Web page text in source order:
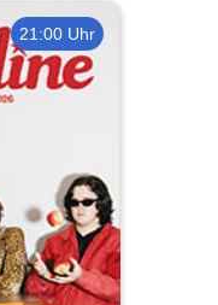
21:00 Uhr